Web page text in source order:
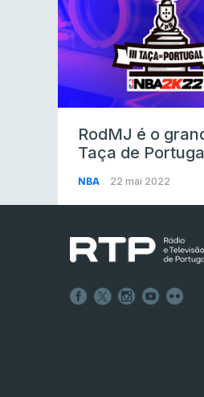
RodMJ é o
Taça de
NBA 22 mai 2022